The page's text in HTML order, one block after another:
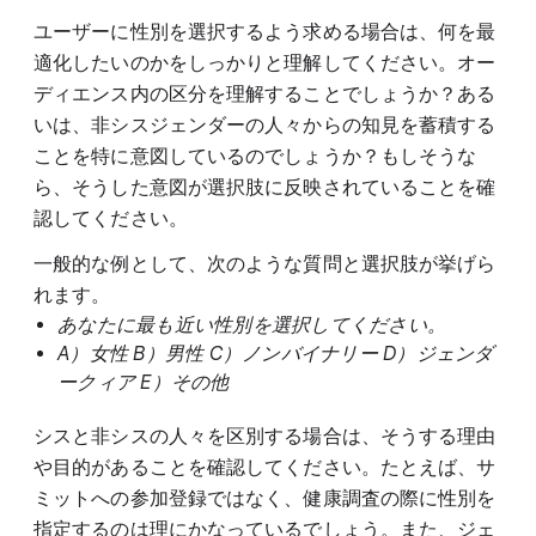
ユーザーに性別を選択するよう求める場合は、何を最
適化したいのかをしっかりと理解してください。オー
ディエンス内の区分を理解することでしょうか？ある
いは、非シスジェンダーの人々からの知見を蓄積する
ことを特に意図しているのでしょうか？もしそうな
ら、そうした意図が選択肢に反映されていることを確
認してください。
一般的な例として、次のような質問と選択肢が挙げら
れます。
あなたに最も近い性別を選択してください。
A）女性 B）男性 C）ノンバイナリー D）ジェンダ
ークィア E）その他
シスと非シスの人々を区別する場合は、そうする理由
や目的があることを確認してください。たとえば、サ
ミットへの参加登録ではなく、健康調査の際に性別を
指定するのは理にかなっているでしょう。また、ジェ